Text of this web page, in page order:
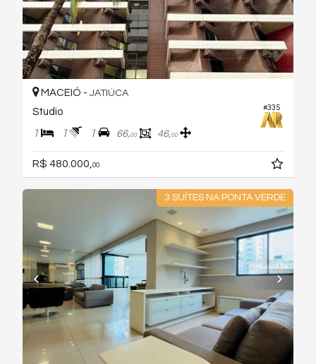
#335
MACEIÓ - JATIÚCA
Studio
1 1 1 66,00 46,00
R$ 480.000, 00
3 SUÍTES NA PONTA VERDE